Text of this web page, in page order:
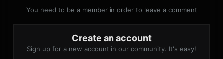
You need to be a member in order to leave a comment
Create an account
Sign up for a new account in our community. It's easy!